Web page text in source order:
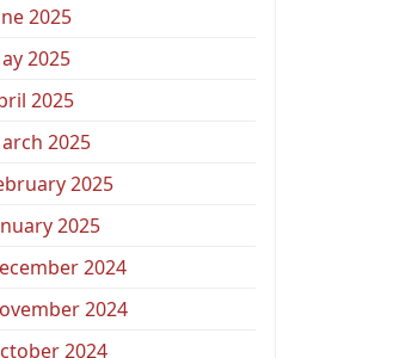
2025
2025
2025
2025
2025
2025
2024
2024
2024